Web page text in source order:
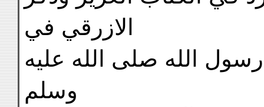
الازرقي في
الله صلى الله عليه
وسلم